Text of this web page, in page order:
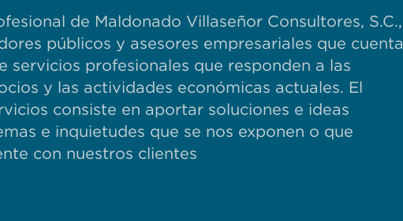
de Maldonado Villaseñor Consultores, S.C.,
públicos y asesores empresariales que cuenta
servicios profesionales que responden a las
y las actividades económicas actuales. El
consiste en aportar soluciones e ideas
e inquietudes que se nos exponen o que
con nuestros clientes